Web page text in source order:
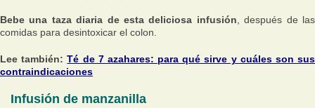
Bebe una taza diaria de esta deliciosa infusión, después de las
comidas para desintoxicar el colon.
Lee también:Té de 7 azahares: para qué sirve y cuáles son sus
contraindicaciones
Infusión de manzanilla